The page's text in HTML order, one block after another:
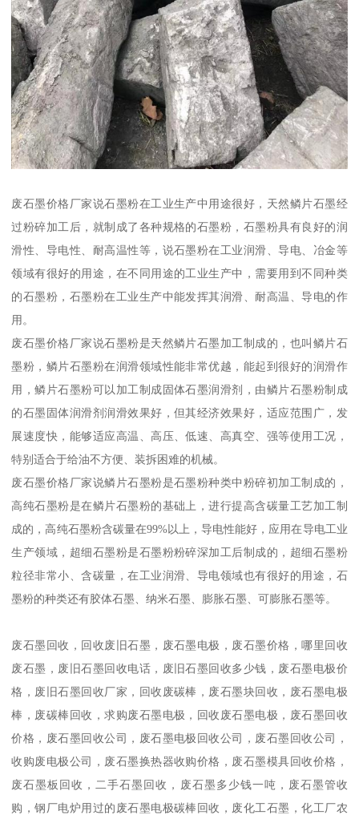
废石墨价格厂家说石墨粉在工业生产中用途很好，天然鳞片石墨经
过粉碎加工后，就制成了各种规格的石墨粉，石墨粉具有良好的润
滑性、导电性、耐高温性等，说石墨粉在工业润滑、导电、冶金等
领域有很好的用途，在不同用途的工业生产中，需要用到不同种类
的石墨粉，石墨粉在工业生产中能发挥其润滑、耐高温、导电的作
用。
废石墨价格厂家说石墨粉是天然鳞片石墨加工制成的，也叫鳞片石
墨粉，鳞片石墨粉在润滑领域性能非常优越，能起到很好的润滑作
用，鳞片石墨粉可以加工制成固体石墨润滑剂，由鳞片石墨粉制成
的石墨固体润滑剂润滑效果好，但其经济效果好，适应范围广，发
展速度快，能够适应高温、高压、低速、高真空、强等使用工况，
特别适合于给油不方便、装拆困难的机械。
废石墨价格厂家说鳞片石墨粉是石墨粉种类中粉碎初加工制成的，
高纯石墨粉是在鳞片石墨粉的基础上，进行提高含碳量工艺加工制
成的，高纯石墨粉含碳量在99%以上，导电性能好，应用在导电工业
生产领域，超细石墨粉是石墨粉粉碎深加工后制成的，超细石墨粉
粒径非常小、含碳量，在工业润滑、导电领域也有很好的用途，石
墨粉的种类还有胶体石墨、纳米石墨、膨胀石墨、可膨胀石墨等。
废石墨回收，回收废旧石墨，废石墨电极，废石墨价格，哪里回收
废石墨，废旧石墨回收电话，废旧石墨回收多少钱，废石墨电极价
格，废旧石墨回收厂家，回收废碳棒，废石墨块回收，废石墨电极
棒，废碳棒回收，求购废石墨电极，回收废石墨电极，废石墨回收
价格，废石墨回收公司，废石墨电极回收公司，废石墨回收公司，
收购废电极公司，废石墨换热器收购价格，废石墨模具回收价格，
废石墨板回收，二手石墨回收，废石墨多少钱一吨，废石墨管收
购，钢厂电炉用过的废石墨电极碳棒回收，废化工石墨，化工厂农